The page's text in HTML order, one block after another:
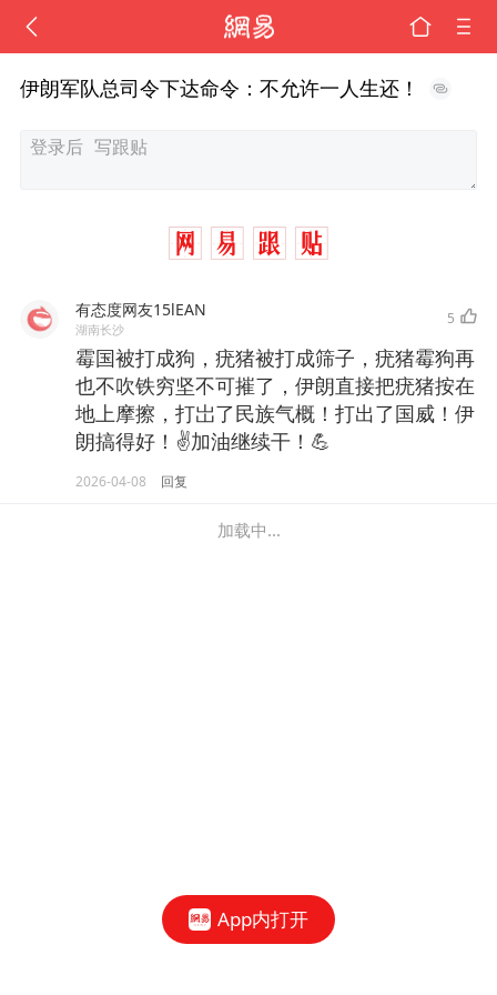
伊朗军队总司令下达命令：不允许一人生还！
有态度网友15lEAN
湖南长沙
5
霉国被打成狗，疣猪被打成筛子，疣猪霉狗再
也不吹铁穷坚不可摧了，伊朗直接把疣猪按在
地上摩擦，打岀了民族气概！打出了国威！伊
朗搞得好！✌加油继续干！💪
2026-04-08 回复
加载中...
App内打开